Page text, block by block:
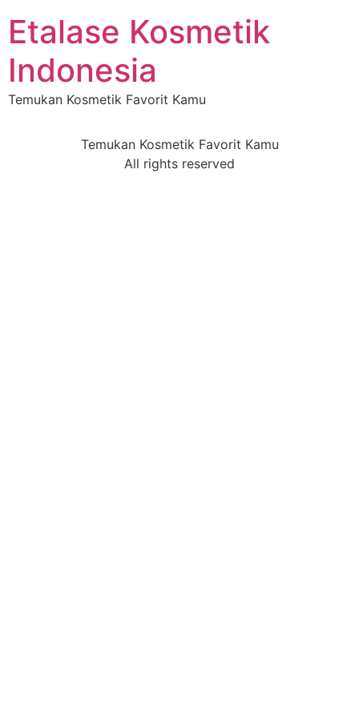
Etalase Kosmetik
Indonesia
Temukan Kosmetik Favorit Kamu
Temukan Kosmetik Favorit Kamu
All rights reserved